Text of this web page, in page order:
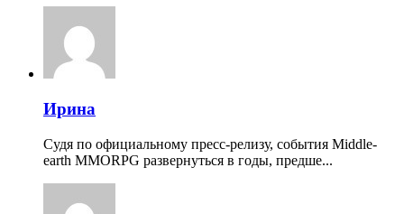
Ирина
Судя по официальному пресс-релизу, события Middle-
earth MMORPG развернуться в годы, предше...